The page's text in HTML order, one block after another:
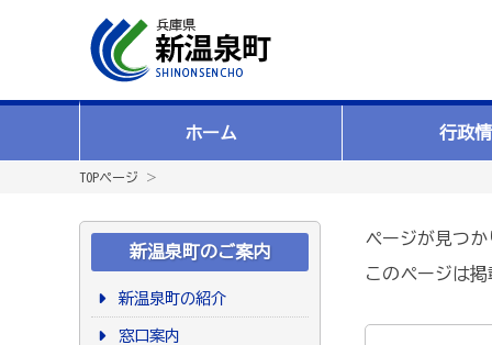
ホーム 行政
TOPページ ＞
新温泉町のご案内
新温泉町の紹介
窓口案内
ページが見つ
このページは